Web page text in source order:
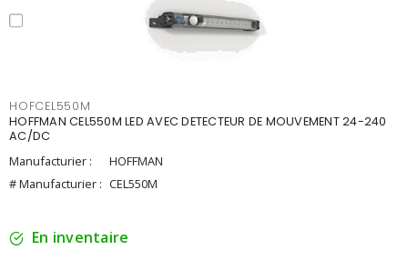
HOFCEL550M
HOFFMAN CEL550M LED AVEC DETECTEUR DE MOUVEMENT 24-240
AC/DC
Manufacturier :
HOFFMAN
# Manufacturier : CEL550M
En inventaire